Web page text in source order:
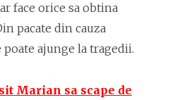
face orice sa obtina
pacate din cauza
ajunge la tragedii.
Marian sa scape de